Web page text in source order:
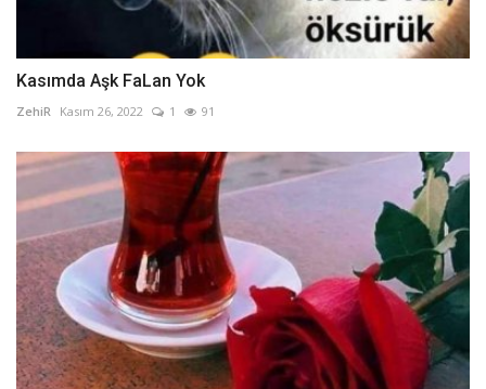
Kasımda Aşk FaLan Yok
ZehiR Kasım 26, 2022 1 91